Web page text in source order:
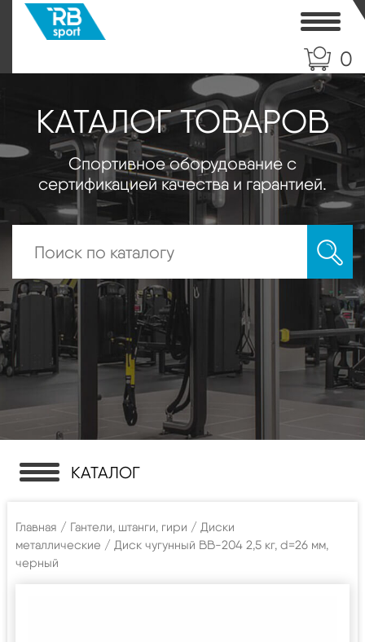
0
КАТАЛОГ ТОВАРОВ
Спортивное оборудование с
сертификацией качества и гарантией.
КАТАЛОГ
Главная / Гантели, штанги, гири / Диски
металлические / Диск чугунный BB-204 2,5 кг, d=26 мм,
черный